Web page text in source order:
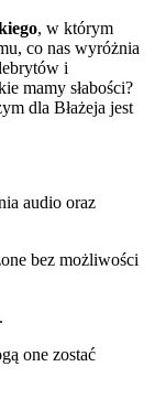
, w którym
co nas wyróżnia
i
mamy słabości?
dla Błażeja jest
audio oraz
bez możliwości
one zostać